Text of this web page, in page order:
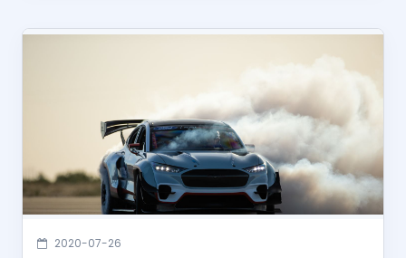
2020-07-26